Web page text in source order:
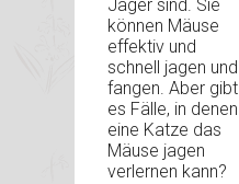
Jäger sind. Sie
können Mäuse
effektiv und
schnell jagen und
fangen. Aber gibt
es Fälle, in denen
eine Katze das
Mäuse jagen
verlernen kann?